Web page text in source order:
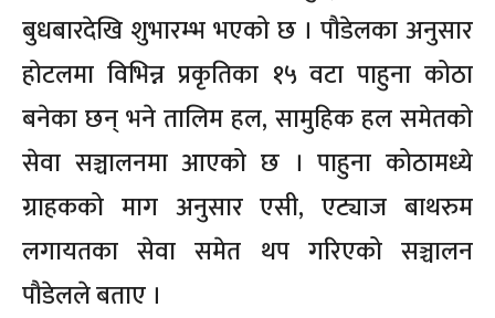
बुधबारदेखि शुभारम्भ भएको छ । पौडेलका अनुसार
होटलमा विभिन्न प्रकृतिका १५ वटा पाहुना कोठा
बनेका छन् भने तालिम हल, सामुहिक हल समेतको
सेवा सञ्चालनमा आएको छ । पाहुना कोठामध्ये
ग्राहकको माग अनुसार एसी, एट्याज बाथरुम
लगायतका सेवा समेत थप गरिएको सञ्चालन
पौडेलले बताए ।